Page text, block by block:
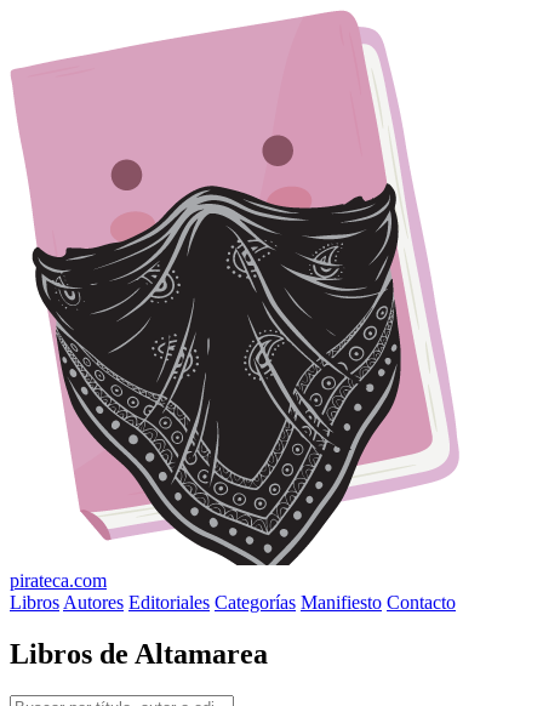
pirateca.com
Libros Autores Editoriales Categorías Manifiesto Contacto
Libros de Altamarea